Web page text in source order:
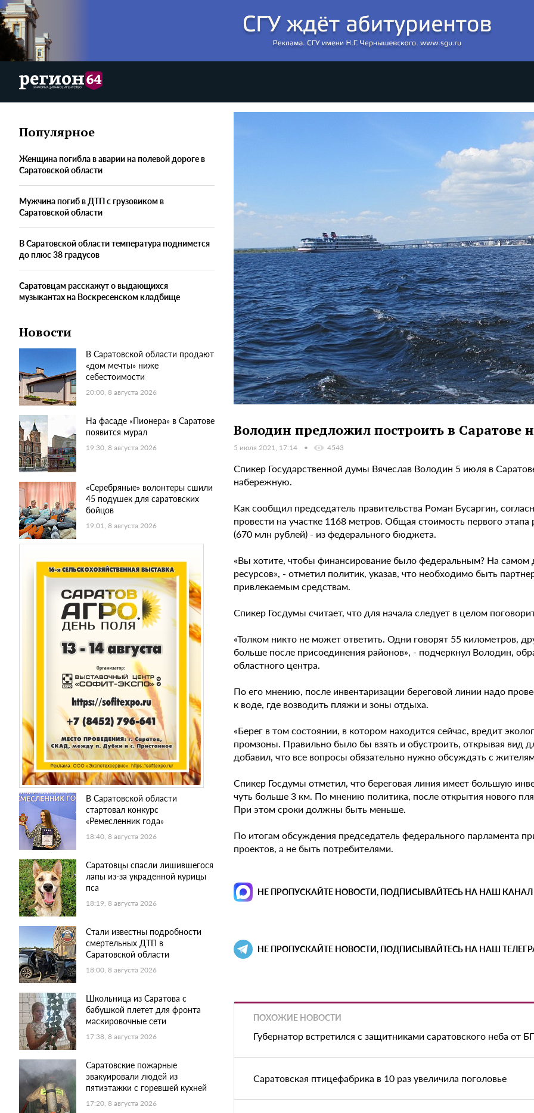
Популярное
Женщина погибла в аварии на полевой дороге в
Саратовской области
Мужчина погиб в ДТП с грузовиком в
Саратовской области
В Саратовской области температура поднимется
до плюс 38 градусов
Саратовцам расскажут о выдающихся
музыкантах на Воскресенском кладбище
Новости
В Саратовской области продают
«дом мечты» ниже
себестоимости
20:00, 8 августа 2026
На фасаде «Пионера» в Саратове
появится мурал
19:30, 8 августа 2026
«Серебряные» волонтеры сшили
45 подушек для саратовских
бойцов
19:01, 8 августа 2026
В Саратовской области
стартовал конкурс
«Ремесленник года»
18:40, 8 августа 2026
Саратовцы спасли лишившегося
лапы из-за украденной курицы
пса
18:19, 8 августа 2026
Стали известны подробности
смертельных ДТП в
Саратовской области
18:00, 8 августа 2026
Школьница из Саратова с
бабушкой плетет для фронта
маскировочные сети
17:38, 8 августа 2026
Саратовские пожарные
эвакуировали людей из
пятиэтажки с горевшей кухней
17:20, 8 августа 2026
Володин предложил построить в Саратове
5 июля 2021, 17:14 4543
Спикер Государственной думы Вячеслав Володин 5 июля в
набережную.
Как сообщил председатель правительства Роман Бусаргин,
провести на участке 1168 метров. Общая стоимость первого
(670 млн рублей) - из федерального бюджета.
«Вы хотите, чтобы финансирование было федеральным? На самом
ресурсов», - отметил политик, указав, что необходимо быть
привлекаемым средствам.
Спикер Госдумы считает, что для начала следует в целом
«Толком никто не может ответить. Одни говорят 55 километров,
больше после присоединения районов», - подчеркнул Володин,
областного центра.
По его мнению, после инвентаризации береговой линии надо
к воде, где возводить пляжи и зоны отдыха.
«Берег в том состоянии, в котором находится сейчас, вредит
промзоны. Правильно было бы взять и обустроить, открывая вид
добавил, что все вопросы обязательно нужно обсуждать с
Спикер Госдумы отметил, что береговая линия имеет большую
чуть больше 3 км. По мнению политика, после открытия нового
При этом сроки должны быть меньше.
По итогам обсуждения председатель федерального парламента
проектов, а не быть потребителями.
НЕ ПРОПУСКАЙТЕ НОВОСТИ, ПОДПИСЫВАЙТЕСЬ НА НАШ КАНАЛ
НЕ ПРОПУСКАЙТЕ НОВОСТИ, ПОДПИСЫВАЙТЕСЬ НА НАШ
ПОХОЖИЕ НОВОСТИ
Губернатор встретился с защитниками саратовского неба от
Саратовская птицефабрика в 10 раз увеличила поголовье